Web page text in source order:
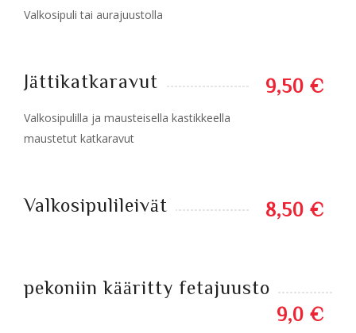
Valkosipuli tai aurajuustolla
Jättikatkaravut 9,50 €
Valkosipulilla ja mausteisella kastikkeella
maustetut katkaravut
Valkosipulileivät 8,50 €
pekoniin kääritty fetajuusto
9,0 €